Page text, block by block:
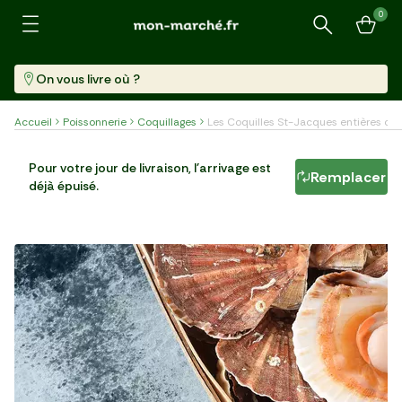
Recherche
0
On vous livre où ?
Accueil Poissonnerie Coquillages Les Coquilles St-Jacques entières
Normandie
Pour votre jour de livraison, l'arrivage est
déjà épuisé.
Remplacer